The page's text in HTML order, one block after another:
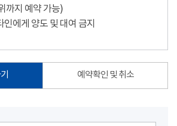
까지 예약 가능)
인에게 양도 및 대여 금지
예약확인 및 취소